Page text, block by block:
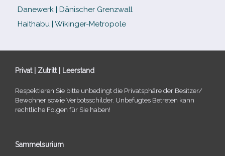
Danewerk | Dänischer Grenzwall
Haithabu | Wikinger-Metropole
Privat | Zutritt | Leerstand
Respektieren Sie bitte unbe­dingt die Privatsphäre der Besitzer/​
Bewohner sowie Verbotsschilder. Unbefugtes Betreten kann
recht­li­che Folgen für Sie haben!
Sammelsurium